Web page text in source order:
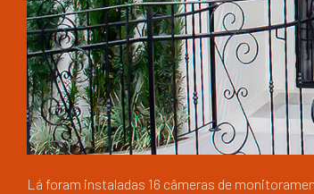
Lá foram instaladas 16 câmeras de